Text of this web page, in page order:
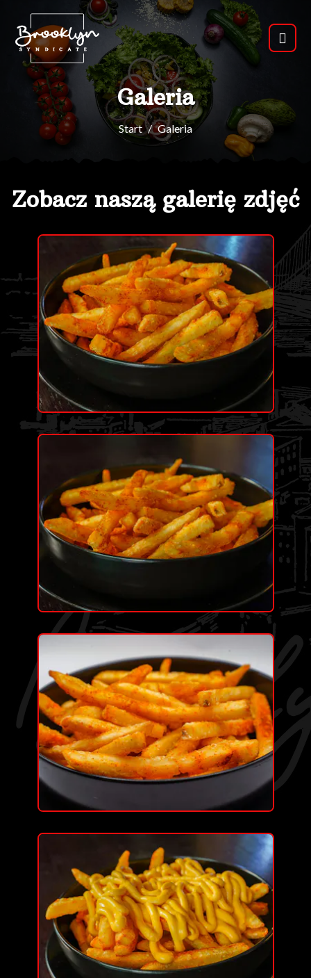
Galeria
Start Galeria
Zobacz naszą galerię zdjęć